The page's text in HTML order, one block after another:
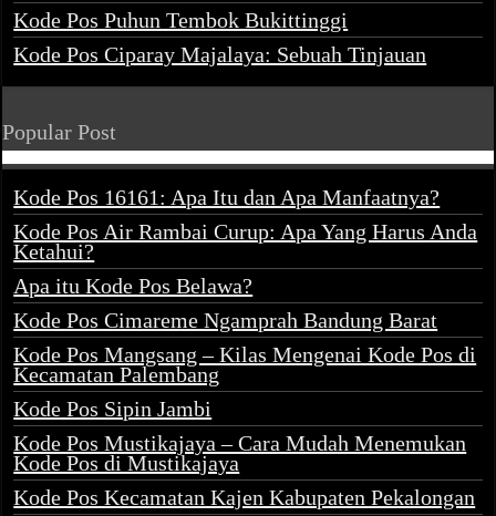
Kode Pos Puhun Tembok Bukittinggi
Kode Pos Ciparay Majalaya: Sebuah Tinjauan
Popular Post
Kode Pos 16161: Apa Itu dan Apa Manfaatnya?
Kode Pos Air Rambai Curup: Apa Yang Harus Anda
Ketahui?
Apa itu Kode Pos Belawa?
Kode Pos Cimareme Ngamprah Bandung Barat
Kode Pos Mangsang – Kilas Mengenai Kode Pos di
Kecamatan Palembang
Kode Pos Sipin Jambi
Kode Pos Mustikajaya – Cara Mudah Menemukan
Kode Pos di Mustikajaya
Kode Pos Kecamatan Kajen Kabupaten Pekalongan